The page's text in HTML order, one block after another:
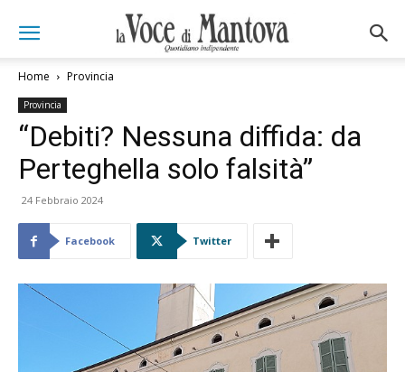
Home Provincia
Provincia
“Debiti? Nessuna diffida: da
Perteghella solo falsità”
24 Febbraio 2024
Facebook Twitter